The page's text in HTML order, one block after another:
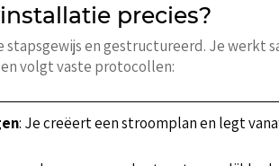
precies?
en gestructureerd. Je werkt
volgt vaste protocollen:
: Je creëert een stroomplan en legt